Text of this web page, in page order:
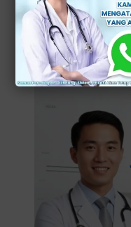
tubuh sebagai
hasilnya positif, itu
adanya infeksi.